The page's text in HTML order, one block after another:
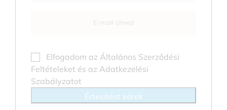
Elfogadom az Általános Szerződési
Feltételeket és az Adatkezelési
Szabályzatot
Értesítést kérek